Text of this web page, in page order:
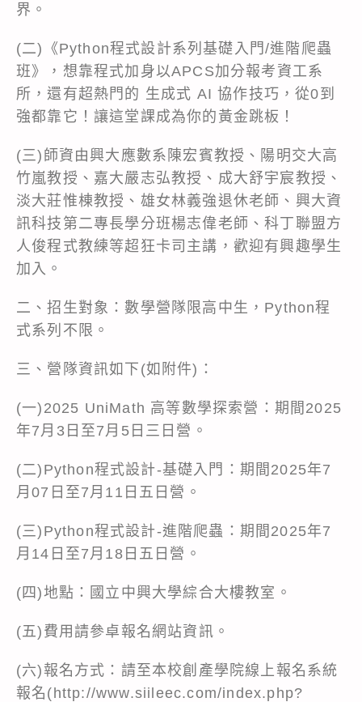
界。
(二)《Python程式設計系列基礎入門/進階爬蟲
班》，想靠程式加身以APCS加分報考資工系
所，還有超熱門的 生成式 AI 協作技巧，從0到
強都靠它！讓這堂課成為你的黃金跳板！
(三)師資由興大應數系陳宏賓教授、陽明交大高
竹嵐教授、嘉大嚴志弘教授、成大舒宇宸教授、
淡大莊惟棟教授、雄女林義強退休老師、興大資
訊科技第二專長學分班楊志偉老師、科丁聯盟方
人俊程式教練等超狂卡司主講，歡迎有興趣學生
加入。
二、招生對象：數學營隊限高中生，Python程
式系列不限。
三、營隊資訊如下(如附件)：
(一)2025 UniMath 高等數學探索營：期間2025
年7月3日至7月5日三日營。
(二)Python程式設計-基礎入門：期間2025年7
月07日至7月11日五日營。
(三)Python程式設計-進階爬蟲：期間2025年7
月14日至7月18日五日營。
(四)地點：國立中興大學綜合大樓教室。
(五)費用請參卓報名網站資訊。
(六)報名方式：請至本校創產學院線上報名系統
報名(http://www.siileec.com/index.php?